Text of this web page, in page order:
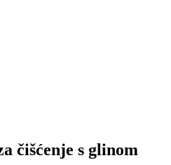
čišćenje s glinom